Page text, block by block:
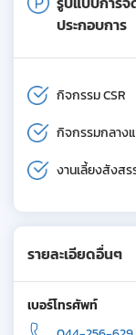
ประกอบการ
กิจกรรม CSR
กิจกรรมกลาง
งานเลี้ยงสังส
รายละเอียดอื่นๆ
เบอร์โทรศัพท์